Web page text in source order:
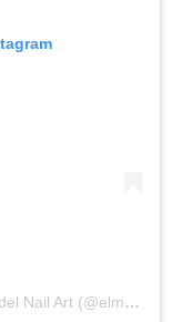
Una publicación compartida de El Mundo del Nail Art (@elmundodelnailart)